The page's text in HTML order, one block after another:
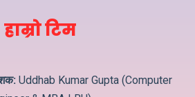
हाम्रो टिम
Uddhab Kumar Gupta (Computer